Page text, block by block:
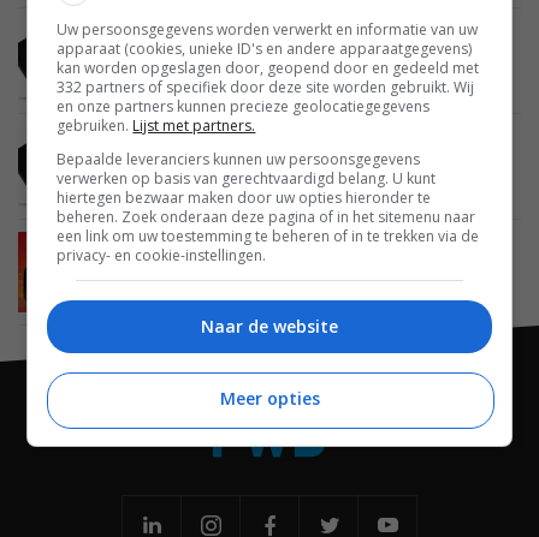
MOBILE 25 NOVEMBER 2014
Qualcomm laat zien wat Snapdragon 810 in huis
heeft
Qualcomm roadmap verklapt snellere lancering
64-bit processors
MOBILE 07 APRIL 2014
Uw persoonsgegevens worden verwerkt en informatie van uw
apparaat (cookies, unieke ID's en andere apparaatgegevens)
kan worden opgeslagen door, geopend door en gedeeld met
332 partners of specifiek door deze site worden gebruikt. Wij
en onze partners kunnen precieze geolocatiegegevens
gebruiken. Lijst met partners.
Bepaalde leveranciers kunnen uw persoonsgegevens
verwerken op basis van gerechtvaardigd belang. U kunt
hiertegen bezwaar maken door uw opties hieronder te
beheren. Zoek onderaan deze pagina of in het sitemenu naar
een link om uw toestemming te beheren of in te trekken via de
privacy- en cookie-instellingen.
Naar de website
Meer opties